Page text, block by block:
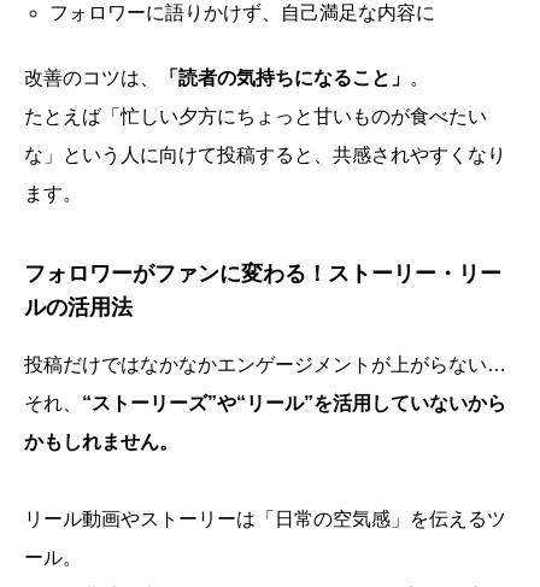
フォロワーに語りかけず、自己満足な内容に
改善のコツは、 「読者の気持ちになること」 。
たとえば「忙しい夕方にちょっと甘いものが食べたい
な」という人に向けて投稿すると、共感されやすくなり
ます。
フォロワーがファンに変わる！ストーリー・リー
ルの活用法
投稿だけではなかなかエンゲージメントが上がらない…
それ、 “ストーリーズ”や“リール”を活用していないから
かもしれません。
リール動画やストーリーは「日常の空気感」を伝えるツ
ール。